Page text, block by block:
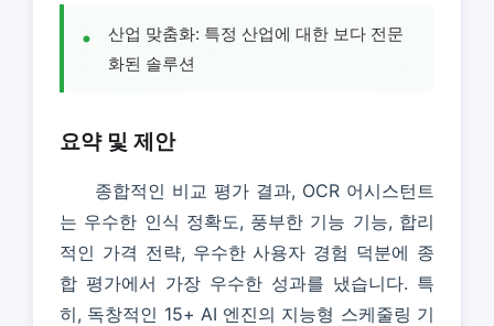
산업 맞춤화: 특정 산업에 대한 보다 전문
화된 솔루션
요약 및 제안
종합적인 비교 평가 결과, OCR 어시스턴트
는 우수한 인식 정확도, 풍부한 기능 기능, 합리
적인 가격 전략, 우수한 사용자 경험 덕분에 종
합 평가에서 가장 우수한 성과를 냈습니다. 특
히, 독창적인 15+ AI 엔진의 지능형 스케줄링 기